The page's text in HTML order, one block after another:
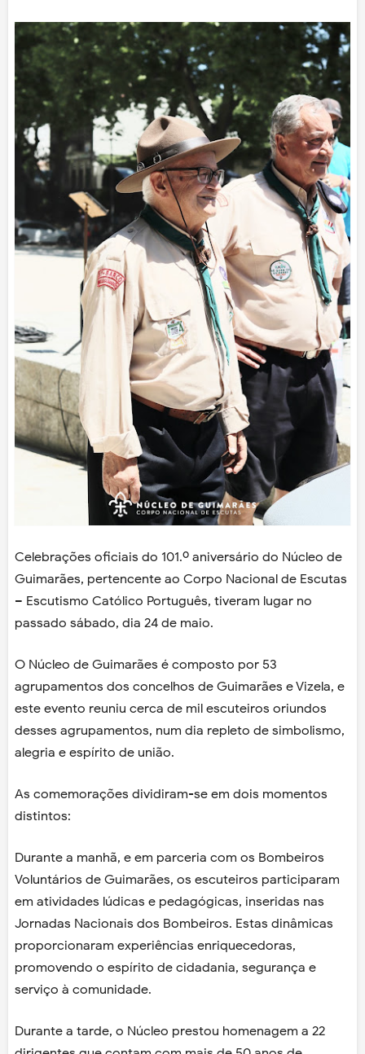
Celebrações oficiais do 101.º aniversário do Núcleo de
Guimarães, pertencente ao Corpo Nacional de Escutas
– Escutismo Católico Português, tiveram lugar no
passado sábado, dia 24 de maio.
O Núcleo de Guimarães é composto por 53
agrupamentos dos concelhos de Guimarães e Vizela, e
este evento reuniu cerca de mil escuteiros oriundos
desses agrupamentos, num dia repleto de simbolismo,
alegria e espírito de união.
As comemorações dividiram-se em dois momentos
distintos:
Durante a manhã, e em parceria com os Bombeiros
Voluntários de Guimarães, os escuteiros participaram
em atividades lúdicas e pedagógicas, inseridas nas
Jornadas Nacionais dos Bombeiros. Estas dinâmicas
proporcionaram experiências enriquecedoras,
promovendo o espírito de cidadania, segurança e
serviço à comunidade.
Durante a tarde, o Núcleo prestou homenagem a 22